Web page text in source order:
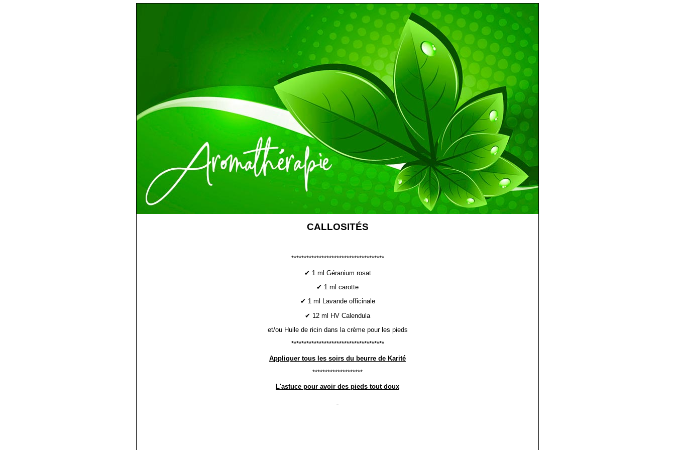
CALLOSITÉS
*************************************
✔ 1 ml Géranium rosat
✔ 1 ml carotte
✔ 1 ml Lavande officinale
✔ 12 ml HV Calendula
et/ou Huile de ricin dans la crème pour les pieds
*************************************
Appliquer tous les soirs du beurre de Karité
********************
L'astuce pour avoir des pieds tout doux